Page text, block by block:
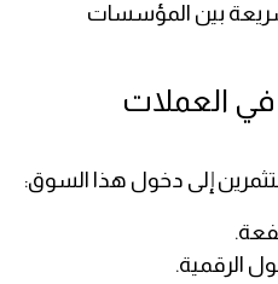
بين المؤسسات
في العملات
إلى دخول هذا السوق:
الرقمية.